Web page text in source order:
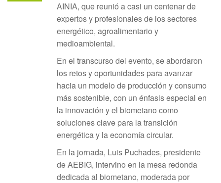
AINIA, que reunió a casi un centenar de
expertos y profesionales de los sectores
energético, agroalimentario y
medioambiental.
En el transcurso del evento, se abordaron
los retos y oportunidades para avanzar
hacia un modelo de producción y consumo
más sostenible, con un énfasis especial en
la innovación y el biometano como
soluciones clave para la transición
energética y la economía circular.
En la jornada, Luis Puchades, presidente
de AEBIG, intervino en la mesa redonda
dedicada al biometano, moderada por